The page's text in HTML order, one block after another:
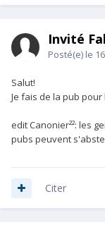
Invité
Posté(e) le
Salut!
Je fais de la pub
edit Canonier²²: les
pubs peuvent
Citer